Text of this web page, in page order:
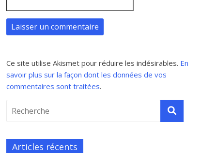
Ce site utilise Akismet pour réduire les indésirables. En
savoir plus sur la façon dont les données de vos
commentaires sont traitées.
Articles récents